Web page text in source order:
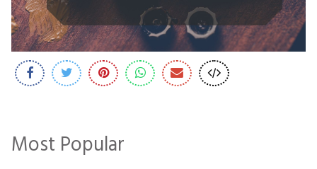
Most Popular